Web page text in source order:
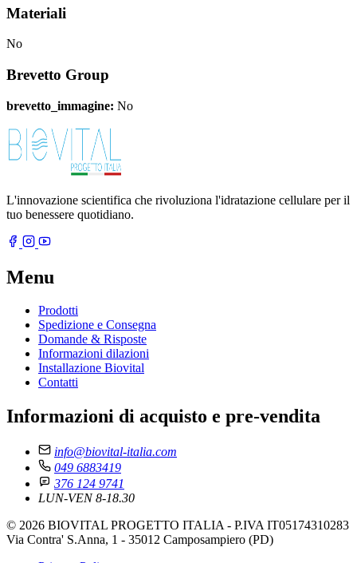
Materiali
No
Brevetto Group
brevetto_immagine: No
L'innovazione scientifica che rivoluziona l'idratazione cellulare per il
tuo benessere quotidiano.
Menu
Prodotti
Spedizione e Consegna
Domande & Risposte
Informazioni dilazioni
Installazione Biovital
Contatti
Informazioni di acquisto e pre-vendita
info@biovital-italia.com
049 6883419
376 124 9741
LUN-VEN 8-18.30
© 2026 BIOVITAL PROGETTO ITALIA - P.IVA IT05174310283
Via Contra' S.Anna, 1 - 35012 Camposampiero (PD)